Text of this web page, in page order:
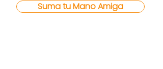
Suma tu Mano Amiga